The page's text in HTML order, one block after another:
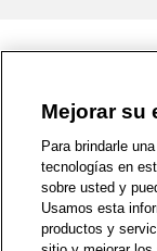
1-800-679-9691 |
Política de
Zona
Mejorar su
Para brindarle
tecnologías en
sobre usted y
Usamos esta
productos y